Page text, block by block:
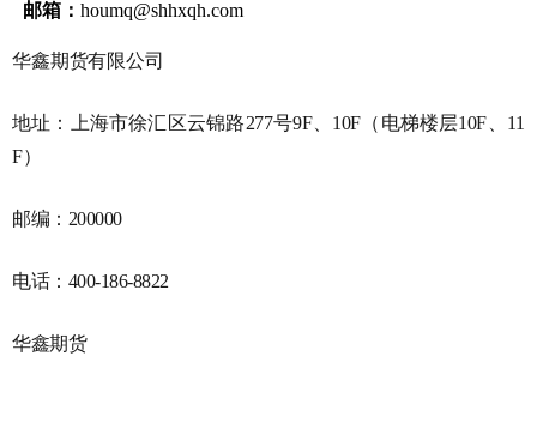
邮箱：houmq@shhxqh.com
华鑫期货有限公司
地址：上海市徐汇区云锦路277号9F、 10F（电梯楼层10F
11
F）
邮编： 200000
电话： 400-186-8822
华鑫期货